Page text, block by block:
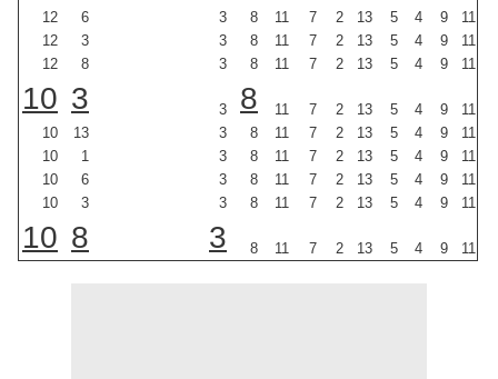
12
6 3 8 11 7 2 13 5 4 9
11
12
3 3 8 11 7 2 13 5 4 9
11
12
8 3 8 11 7 2 13 5 4 9 11
10 3 3 8 11 7 2 13 5 4 9
11
10
13 3 8 11 7 2 13 5 4 9
11
10
1 3 8 11 7 2 13 5 4 9
11
10
6 3 8 11 7 2 13 5 4 9
11
10
3 3 8 11 7 2 13 5 4 9 11
10 8 3 8 11 7 2 13 5 4 9 11